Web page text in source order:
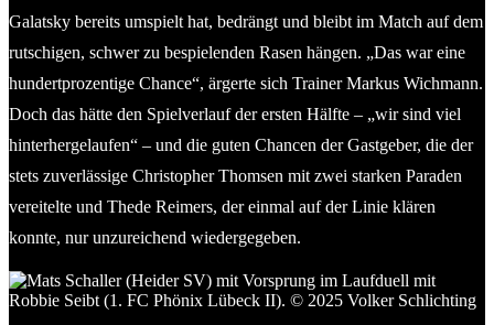
Galatsky bereits umspielt hat, bedrängt und bleibt im Match auf dem
rutschigen, schwer zu bespielenden Rasen hängen. „Das war eine
hundertprozentige Chance“, ärgerte sich Trainer Markus Wichmann.
Doch das hätte den Spielverlauf der ersten Hälfte – „wir sind viel
hinterhergelaufen“ – und die guten Chancen der Gastgeber, die der
stets zuverlässige Christopher Thomsen mit zwei starken Paraden
vereitelte und Thede Reimers, der einmal auf der Linie klären
konnte, nur unzureichend wiedergegeben.